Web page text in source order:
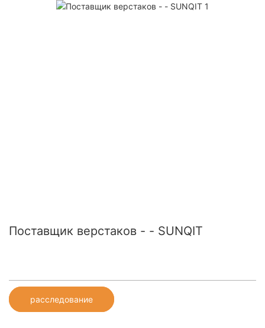
Поставщик верстаков - - SUNQIT
расследование